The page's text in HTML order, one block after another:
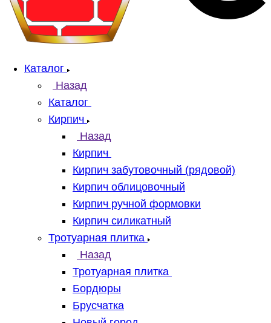
Каталог
Назад
Каталог
Кирпич
Назад
Кирпич
Кирпич забутовочный (рядовой)
Кирпич облицовочный
Кирпич ручной формовки
Кирпич силикатный
Тротуарная плитка
Назад
Тротуарная плитка
Бордюры
Брусчатка